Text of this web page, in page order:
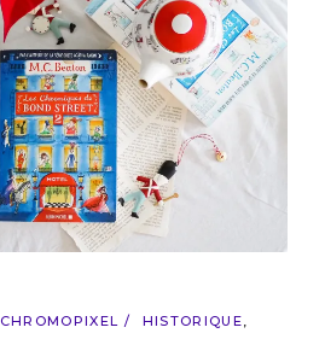
CHROMOPIXEL
HISTORIQUE